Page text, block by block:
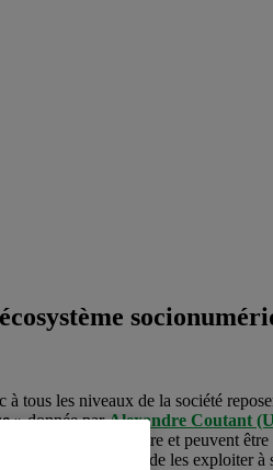
tous les niveaux de la société
»donnée parAlexandre Coutant
donc rien de neutre et peuvent
et les manières de les exploiter à